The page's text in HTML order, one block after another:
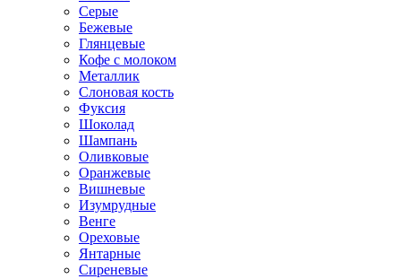
Серые
Бежевые
Глянцевые
Кофе с молоком
Металлик
Слоновая кость
Фуксия
Шоколад
Шампань
Оливковые
Оранжевые
Вишневые
Изумрудные
Венге
Ореховые
Янтарные
Сиреневые